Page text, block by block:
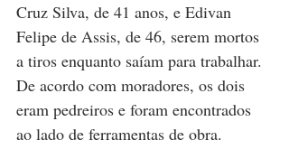
Cruz Silva, de 41 anos, e Edivan
Felipe de Assis, de 46, serem mortos
a tiros enquanto saíam para trabalhar.
De acordo com moradores, os dois
eram pedreiros e foram encontrados
ao lado de ferramentas de obra.